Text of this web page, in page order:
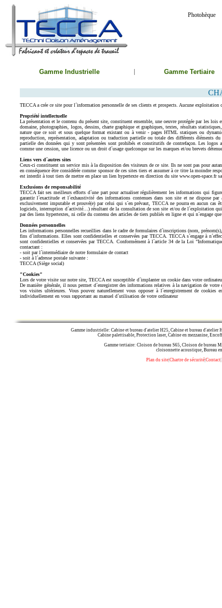
Photohèque
Gamme Industrielle Gamme Tertiaire
TECCA a crée ce site pour l´information personnelle de ses clients et prospects. Aucune
Propriété intellectuelle
La présentation et le contenu du présent site, constituent ensemble, une oeuvre protégée par les
domaine, photographies, logos, dessins, charte graphique et graphiques, textes, résultats
nature que ce soit et sous quelque format existant ou à venir - pages HTML statiques ou
reproduction, représentation, adaptation ou traduction partielle ou totale des différents
partielle des données qui y sont présentées sont prohibés et constitutifs de contrefaçon. Les logos
comme une cession, une licence ou un droit d´usage quelconque sur les marques et/ou brevets
Liens vers d´autres sites
Ceux-ci constituent un service mis à la disposition des visiteurs de ce site. Ils ne sont pas pour
en conséquence être considérée comme sponsor de ces sites tiers et assumer à ce titre la moindre
est interdit à tout tiers de mettre en place un lien hypertexte en direction du site www.open-space.fr
Exclusions de responsabilité
TECCA fait ses meilleurs efforts d´une part pour actualiser régulièrement les informations qui
garantir l´exactitude et l´exhaustivité des informations contenues dans son site et ne dispose
exclusivement imputable et prouvé(e) par celui qui s´en prévaut, TECCA ne pourra en aucun cas
logiciels, interruption d´activité…) résultant de la consultation de son site et/ou de l´exploitation
par des liens hypertextes, ni celle du contenu des articles de tiers publiés en ligne et qui n´engage
Données personnelles
Les informations personnelles recueillies dans le cadre de formulaires d´inscriptions (nom,
fins d´informations. Elles sont confidentielles et conservées par TECCA. TECCA s´engage à
sont confidentielles et conservées par TECCA. Conformément à l´article 34 de la Loi
contactant :
- soit par l´intermédiaire de notre formulaire de contact
- soit à l´adresse postale suivante :
TECCA (Siège social)
"Cookies"
Lors de votre visite sur notre site, TECCA est susceptible d´implanter un cookie dans votre
De manière générale, il nous permet d´enregistrer des informations relatives à la navigation de
vos visites ultérieures. Vous pouvez naturellement vous opposer à l´enregistrement de
individuellement en vous rapportant au manuel d´utilisation de votre ordinateur
Gamme industrielle: Cabine et bureau d'atelier H25, Cabine et bureau d'atelier
Cabine palettisable, Protection laser, Cabine en mezzanine,
Gamme tertiaire: Cloison de bureau S65, Cloison de bureau
cloisonnette acoustique, Bureau
Plan du site| Chartre de sécurité| Contact|